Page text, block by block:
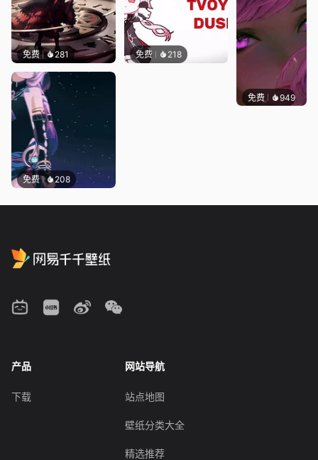
免费 281 免费 218
免费 208
免费 949辰东
产品
下载
网站导航
站点地图
壁纸分类大全
精选推荐